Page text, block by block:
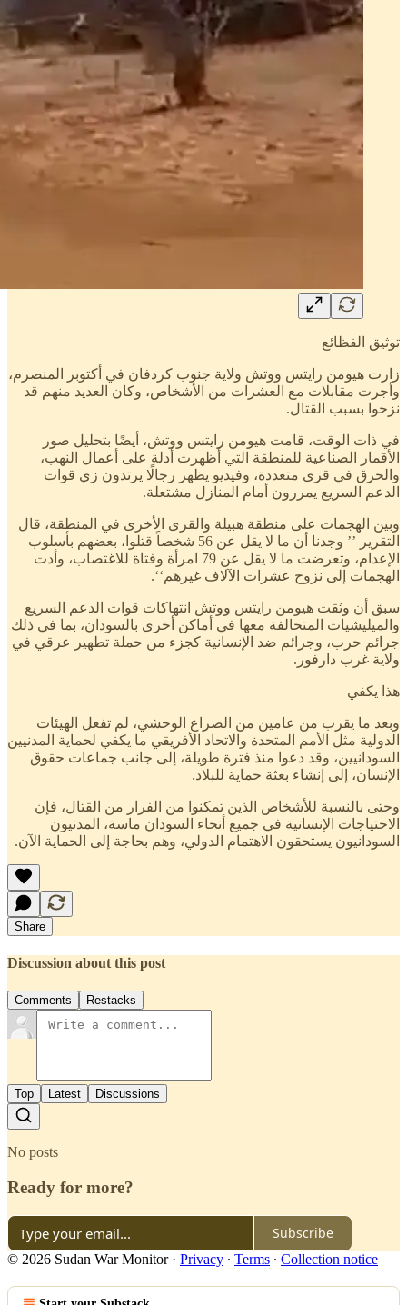
توثيق الفظائع
زارت هيومن رايتس ووتش ولاية جنوب كردفان في أكتوبر المنصرم،
وأجرت مقابلات مع العشرات من الأشخاص، وكان العديد منهم قد
نزحوا بسبب القتال.
في ذات الوقت، قامت هيومن رايتس ووتش، أيضًا بتحليل صور
الأقمار الصناعية للمنطقة التي أظهرت أدلة على أعمال النهب،
والحرق في قرى متعددة، وفيديو يظهر رجالًا يرتدون زي قوات
الدعم السريع يمررون أمام المنازل مشتعلة.
وبين الهجمات على منطقة هبيلة والقرى الأخرى في المنطقة، قال
التقرير ’’ وجدنا أن ما لا يقل عن 56 شخصاً قتلوا، بعضهم بأسلوب
الإعدام، وتعرضت ما لا يقل عن 79 امرأة وفتاة للاغتصاب، وأدت
الهجمات إلى نزوح عشرات الآلاف غيرهم‘‘.
سبق أن وثقت هيومن رايتس ووتش انتهاكات قوات الدعم السريع
والميليشيات المتحالفة معها في أماكن أخرى بالسودان، بما في ذلك
جرائم حرب، وجرائم ضد الإنسانية كجزء من حملة تطهير عرقي في
ولاية غرب دارفور.
هذا يكفي
وبعد ما يقرب من عامين من الصراع الوحشي، لم تفعل الهيئات
الدولية مثل الأمم المتحدة والاتحاد الأفريقي ما يكفي لحماية المدنيين
السودانيين، وقد دعوا منذ فترة طويلة، إلى جانب جماعات حقوق
الإنسان، إلى إنشاء بعثة حماية للبلاد.
وحتى بالنسبة للأشخاص الذين تمكنوا من الفرار من القتال، فإن
الاحتياجات الإنسانية في جميع أنحاء السودان ماسة، المدنيون
السودانيون يستحقون الاهتمام الدولي، وهم بحاجة إلى الحماية الآن.
Share
Discussion about this post
Comments Restacks
Top Latest Discussions
No posts
Ready for more?
Subscribe
© 2026 Sudan War Monitor· Privacy ∙ Terms ∙ Collection notice